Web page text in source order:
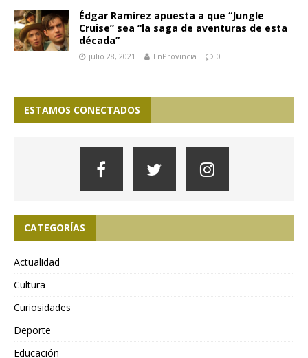
Édgar Ramírez apuesta a que “Jungle
Cruise” sea “la saga de aventuras de esta
década”
julio 28, 2021 EnProvincia 0
ESTAMOS CONECTADOS
CATEGORÍAS
Actualidad
Cultura
Curiosidades
Deporte
Educación